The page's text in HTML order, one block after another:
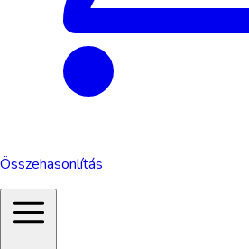
Összehasonlítás